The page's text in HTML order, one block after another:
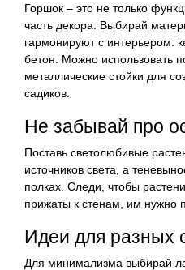
Горшок – это не только
часть декора. Выбирай
гармонируют с интерьером:
бетон. Можно использовать
металлические стойки для
садиков.
Не забывай про
Поставь светолюбивые
источников света, а
полках. Следи, чтобы
прижаты к стенам, им нужно
Идеи для разных
Для минимализма выбирай